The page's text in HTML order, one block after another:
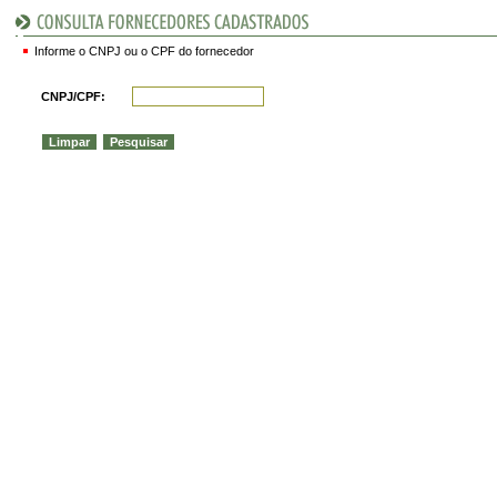
Informe o CNPJ ou o CPF do fornecedor
CNPJ/CPF: